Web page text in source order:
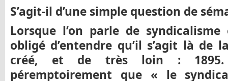
S’agit-il d’une simple question de
Lorsque l’on parle de
obligé d’entendre qu’il s’agit là de
créé, et de très loin : 1895.
péremptoirement que « le